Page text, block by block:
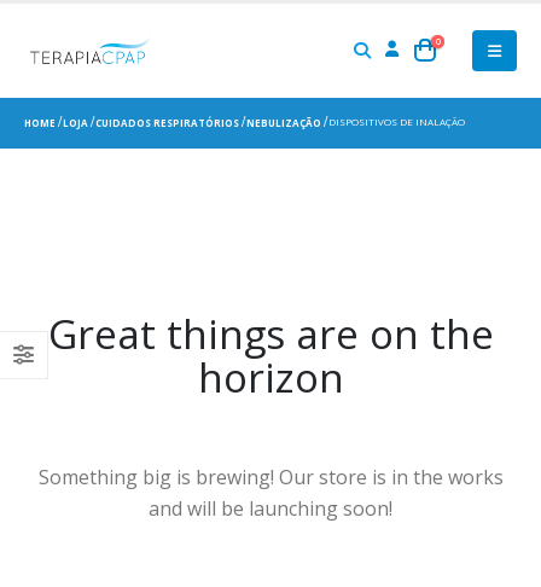
0
HOME LOJA CUIDADOS RESPIRATÓRIOS NEBULIZAÇÃO DISPOSITIVOS DE INALAÇÃO
Great things are on the
horizon
Something big is brewing! Our store is in the works
and will be launching soon!